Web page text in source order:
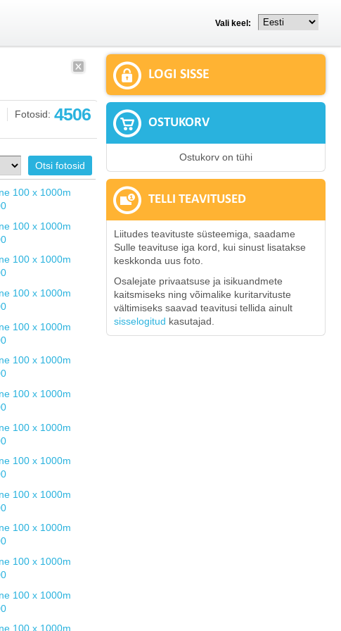
Vali keel:
Fotosid: 4506
LOGI SISSE
OSTUKORV
Ostukorv on tühi
TELLI TEAVITUSED
Liitudes teavituste süsteemiga, saadame
Sulle teavituse iga kord, kui sinust lisatakse
keskkonda uus foto.
Osalejate privaatsuse ja isikuandmete
kaitsmiseks ning võimalike kuritarvituste
vältimiseks saavad teavitusi tellida ainult
sisselogitud kasutajad.